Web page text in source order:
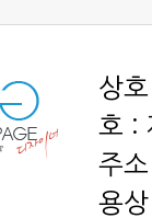
호 :
용